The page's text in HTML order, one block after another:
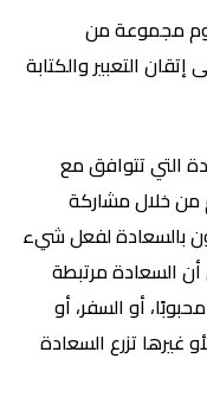
مجموعة من
التعبير والكتابة
التي تتوافق مع
خلال مشاركة
بالسعادة لفعل شيء
السعادة مرتبطة
أو السفر، أو
غيرها تزرع السعادة